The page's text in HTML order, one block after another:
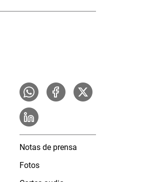
Notas de prensa
Fotos